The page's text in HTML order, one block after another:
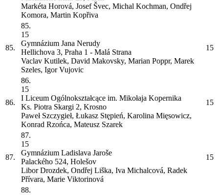
Markéta Horová, Josef Švec, Michal Kochman, Ondřej
Komora, Martin Kopřiva
85.
85.
15
Gymnázium Jana Nerudy
Hellichova 3, Praha 1 - Malá Strana
Vaclav Kutilek, David Makovsky, Marian Poppr, Marek
Szeles, Igor Vujovic
15
86.
86.
15
I Liceum Ogólnokształcące im. Mikołaja Kopernika
Ks. Piotra Skargi 2, Krosno
Paweł Szczygieł, Łukasz Stępień, Karolina Mięsowicz,
Konrad Rzońca, Mateusz Szarek
15
87.
87.
15
Gymnázium Ladislava Jaroše
Palackého 524, Holešov
Libor Drozdek, Ondřej Liška, Iva Michalcová, Radek
Přívara, Marie Viktorinová
15
88.